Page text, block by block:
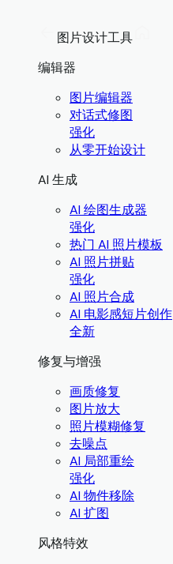
图片设计工具
编辑器
图片编辑器
对话式修图
强化
从零开始设计
AI 生成
AI 绘图生成器
强化
热门 AI 照片模板
AI 照片拼贴
强化
AI 照片合成
AI 电影感短片创作
全新
修复与增强
画质修复
图片放大
照片模糊修复
去噪点
AI 局部重绘
强化
AI 物件移除
AI 扩图
风格特效